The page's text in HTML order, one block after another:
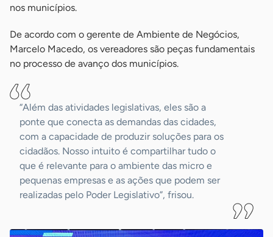
nos municípios.
De acordo com o gerente de Ambiente de Negócios,
Marcelo Macedo, os vereadores são peças fundamentais
no processo de avanço dos municípios.
“Além das atividades legislativas, eles são a
ponte que conecta as demandas das cidades,
com a capacidade de produzir soluções para os
cidadãos. Nosso intuito é compartilhar tudo o
que é relevante para o ambiente das micro e
pequenas empresas e as ações que podem ser
realizadas pelo Poder Legislativo”, frisou.